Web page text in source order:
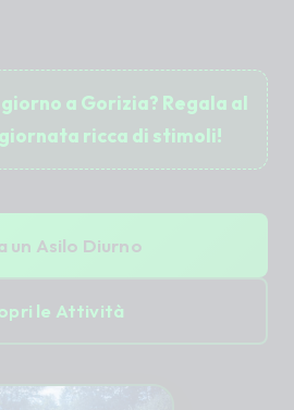
a Gorizia? Regala al
ricca di stimoli!
un Asilo Diurno
le Attività